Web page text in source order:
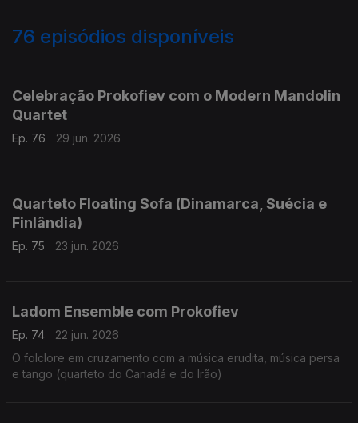
76 episódios disponíveis
Celebração Prokofiev com o Modern Mandolin
Quartet
Ep. 76 29 jun. 2026
Quarteto Floating Sofa (Dinamarca, Suécia e
Finlândia)
Ep. 75 23 jun. 2026
Ladom Ensemble com Prokofiev
Ep. 74
22 jun. 2026
O folclore em cruzamento com a música erudita, música persa
e tango (quarteto do Canadá e do Irão)